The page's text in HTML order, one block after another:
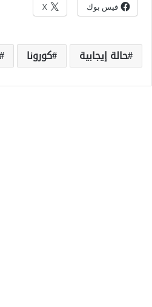
فيس بوك X
حالة إيجابية كورونا